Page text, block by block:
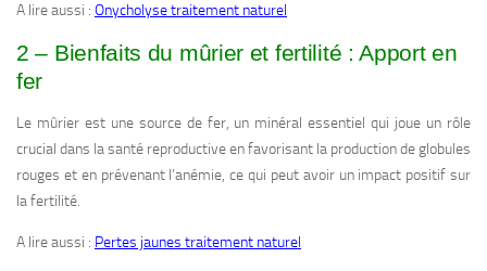
A lire aussi : Onycholyse traitement naturel
2 – Bienfaits du mûrier et fertilité : Apport en
fer
Le mûrier est une source de fer, un minéral essentiel qui joue un rôle
crucial dans la santé reproductive en favorisant la production de globules
rouges et en prévenant l’anémie, ce qui peut avoir un impact positif sur
la fertilité.
A lire aussi : Pertes jaunes traitement naturel